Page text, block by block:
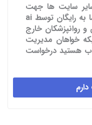
سایت ها جهت
تسهیل ارتباط مراجعان شما با شما به رایگان توسط ai
و روانپزشکان خارج
خواهان مدیریت
هستید درخواست